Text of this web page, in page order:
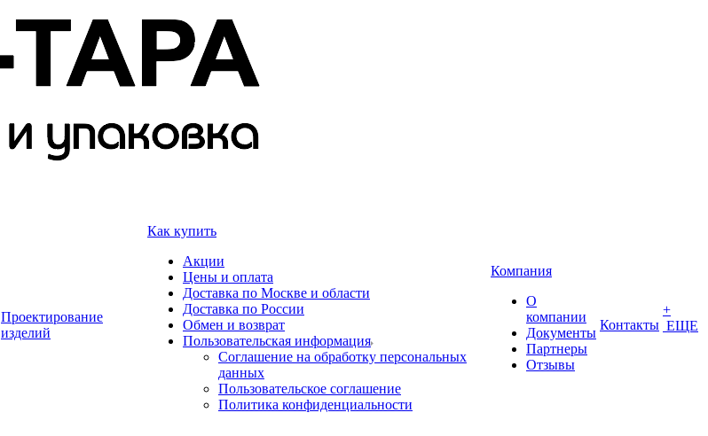
Проектирование
изделий
Как купить
Акции
Цены и оплата
Доставка по Москве и области
Доставка по России
Обмен и возврат
Пользовательская информация
Соглашение на обработку персональных
данных
Пользовательское соглашение
Политика конфиденциальности
Компания
О
компании
Документы
Партнеры
Отзывы
Контакты
+
ЕЩЕ